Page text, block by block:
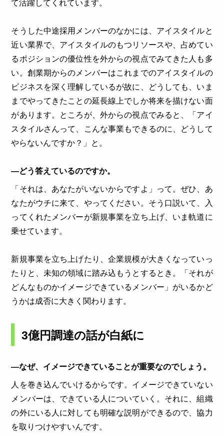
て活躍してくれています。
そうした中途採用メンバーのなかには、アイスタイルと
近い業界で、アイスタイルのもつリソースや、占めてい
るポジションの優位性を外からの視点でみてきた人も多
い。創業期からのメンバーはこれまでのアイスタイルの
ビジネスを深く理解しているが故に、どうしても、いま
までやってきたことの延長線上でしか将来を描けない面
があります。ところが、外からの視点でみると、「アイ
スタイルさんって、こんな事業もできるのに、どうして
やらないんですか？」と。
―どう答えているのですか。
「それは、あなたがいないからですよ」って。ぜひ、あ
なたがウチに来て、やってください。そう口説いて、入
ってくれたメンバーが新規事業を立ち上げ、いま軌道に
乗せています。
新規事業を立ち上げたり、企業規模が大きくなっていっ
たりと、未知の領域に踏み込もうとするとき。「それが
どんなものかイメージできているメンバー」がいるかど
うかは成否に大きく関わります。
3億円調達の話が白紙に
―なぜ、イメージできていることが重要なのでしょう。
人を巻き込んでいけるからです。イメージできていない
メンバーは、できている人についていく。それに、組織
の外にいる人に対しても明確な説明ができるので、協力
を取りつけやすいんです。